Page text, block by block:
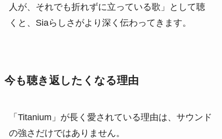
人が、それでも折れずに立っている歌」として聴
くと、Siaらしさがより深く伝わってきます。
今も聴き返したくなる理由
「Titanium」が長く愛されている理由は、サウンド
の強さだけではありません。